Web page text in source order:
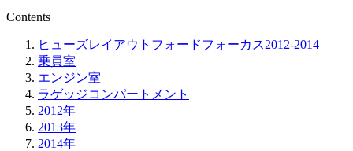
Contents
ヒューズレイアウトフォードフォーカス2012-2014
乗員室
エンジン室
ラゲッジコンパートメント
2012年
2013年
2014年